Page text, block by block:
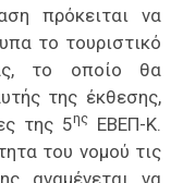
πρόκειται να
το τουριστικό
το οποίο θα
της έκθεσης,
της 5ης ΕΒΕΠ-Κ.
του νομού τις
αναμένεται να